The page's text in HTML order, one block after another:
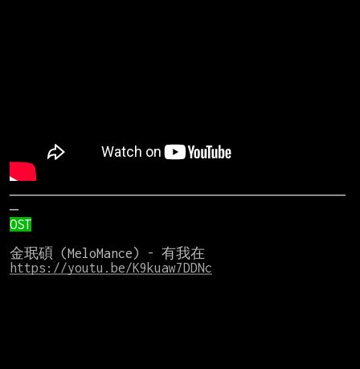
──────────────────────────────────────
OST
https://youtu.be/K9kuaw7DDNc